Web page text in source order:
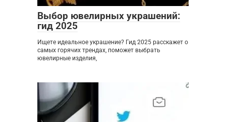
Выбор ювелирных украшений:
гид 2025
Ищете идеальное украшение? Гид 2025 расскажет о
самых горячих трендах, поможет выбрать
ювелирные изделия,